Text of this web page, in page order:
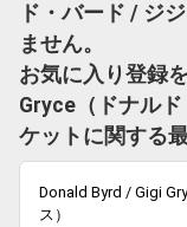
ド・バード / ジ
ません。
お気に入り登録
Gryce（ドナル
ケットに関する
Donald Byrd / Gigi
ス）